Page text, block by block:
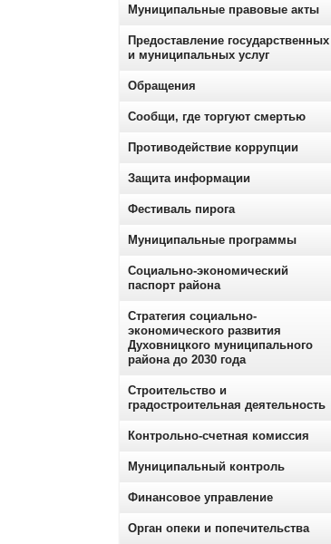
Муниципальные правовые акты
Предоставление государственных
и муниципальных услуг
Обращения
Сообщи, где торгуют смертью
Противодействие коррупции
Защита информации
Фестиваль пирога
Муниципальные программы
Социально-экономический
паспорт района
Стратегия социально-
экономического развития
Духовницкого муниципального
района до 2030 года
Строительство и
градостроительная деятельность
Контрольно-счетная комиссия
Муниципальный контроль
Финансовое управление
Орган опеки и попечительства